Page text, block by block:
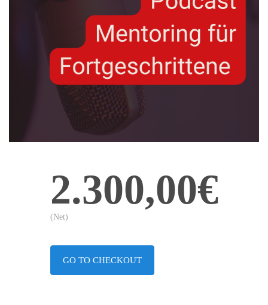
2.300,00€
(Net)
GO TO CHECKOUT